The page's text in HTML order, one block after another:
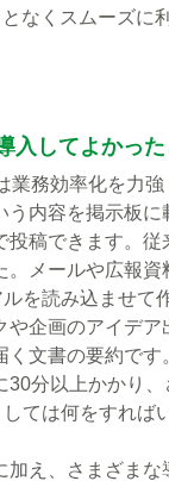
なくスムーズに
してよかっ
務効率化を力
内容を掲示板
稿できます。
メールや広報
を読み込ませ
企画のアイデア
文書の要約で
分以上かかり
ては何をすれ
え、さまざま